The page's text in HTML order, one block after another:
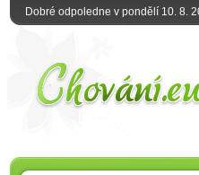
Dobré odpoledne v pondělí 10. 8.